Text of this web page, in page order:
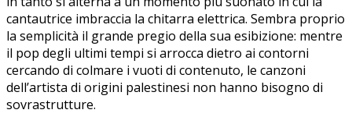
cantautrice imbraccia la chitarra elettrica. Sembra proprio
la semplicità il grande pregio della sua esibizione: mentre
il pop degli ultimi tempi si arrocca dietro ai contorni
cercando di colmare i vuoti di contenuto, le canzoni
dell’artista di origini palestinesi non hanno bisogno di
sovrastrutture.